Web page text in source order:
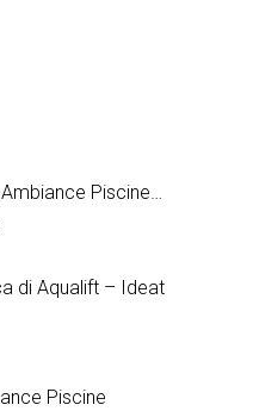
Piscine…
di Aqualift – Ideat
Piscine